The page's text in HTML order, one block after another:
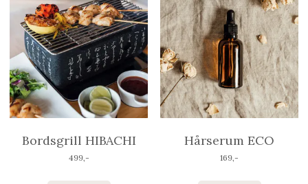
Bordsgrill HIBACHI
499,-
Hårserum ECO
169,-